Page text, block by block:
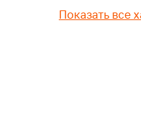
Показать все